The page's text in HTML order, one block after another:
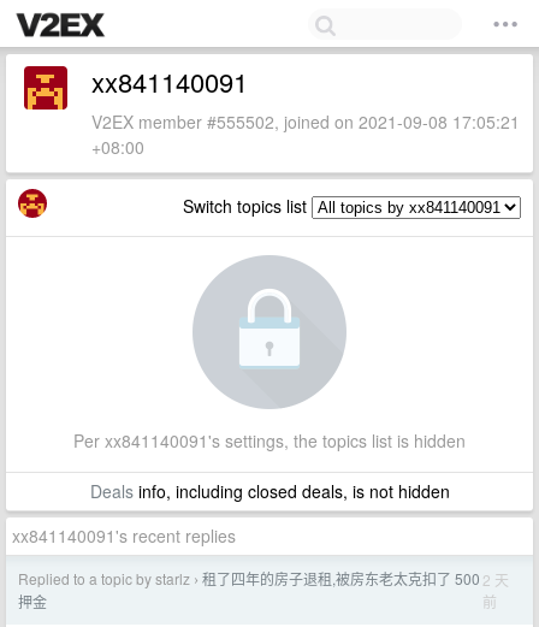
xx841140091
V2EX member #555502, joined on 2021-09-08 17:05:21
+08:00
Switch topics list
Per xx841140091's settings, the topics list is hidden
Dealsinfo, including closed deals, is not hidden
xx841140091's recent replies
Replied to a topic by starlz › 租了四年的房子退租,被房东老太克扣了 500
押金
2 天
前